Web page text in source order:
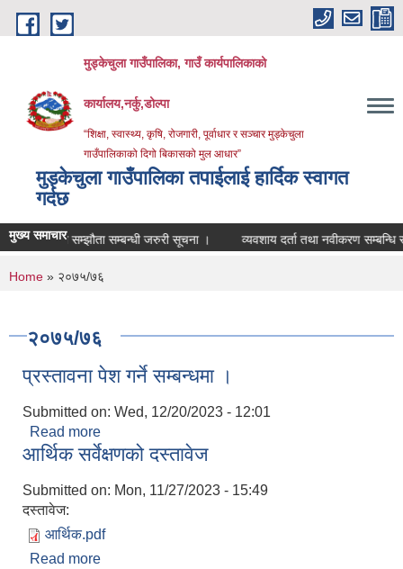
Skip to main content
मुड्केचुला गाउँपालिका, गाउँ कार्यपालिकाको
कार्यालय,नर्कु,डोल्पा
“शिक्षा, स्वास्थ्य, कृषि, रोजगारी, पूर्वाधार र सञ्चार मुड्केचुला
गाउँपालिकाको दिगो बिकासको मुल आधार”
मुड्केचुला गाउँपालिका तपाईलाई हार्दिक स्वागत
गर्दछ
मुख्य समाचार
सम्झौता सम्बन्धी जरुरी सूचना । व्यवशाय दर्ता तथा नवीकरण सम्बन्धि सूचना ।
You are here
Home » २०७५/७६
२०७५/७६
प्रस्तावना पेश गर्ने सम्बन्धमा ।
Submitted on: Wed, 12/20/2023 - 12:01
Read more
आर्थिक सर्वेक्षणको दस्तावेज
Submitted on: Mon, 11/27/2023 - 15:49
दस्तावेज:
आर्थिक.pdf
Read more